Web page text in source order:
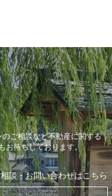
ご相談など不動産に関する
お待ちしております。
談・お問い合わせはこちら